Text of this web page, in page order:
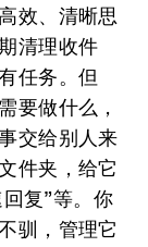
效、清晰思
清理收件
任务。但
要做什么，
交给别人来
件夹，给它
复”等。你
驯，管理它